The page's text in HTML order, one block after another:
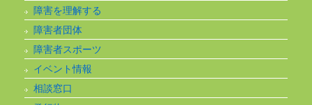
障害を理解する
障害者団体
障害者スポーツ
イベント情報
相談窓口